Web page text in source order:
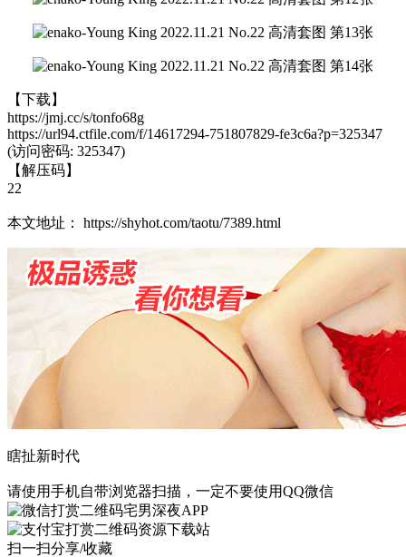
【下载】
https://jmj.cc/s/tonfo68g
https://url94.ctfile.com/f/14617294-751807829-fe3c6a?p=325347
(访问密码: 325347)
【解压码】
22
本文地址： https://shyhot.com/taotu/7389.html
瞎扯新时代
请使用手机自带浏览器扫描，一定不要使用QQ微信
宅男深夜APP
资源下载站
扫一扫分享/收藏